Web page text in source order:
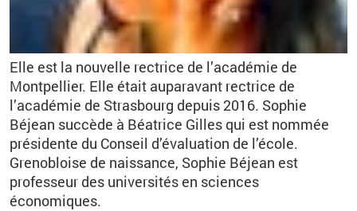
Elle est la nouvelle rectrice de l’académie de
Montpellier. Elle était auparavant rectrice de
l’académie de Strasbourg depuis 2016. Sophie
Béjean succède à Béatrice Gilles qui est nommée
présidente du Conseil d’évaluation de l’école.
Grenobloise de naissance, Sophie Béjean est
professeur des universités en sciences
économiques.